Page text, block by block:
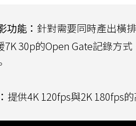
功能： 針對需要同時產出橫
7K 30p的Open Gate記錄方
提供4K 120fps與2K 180fps